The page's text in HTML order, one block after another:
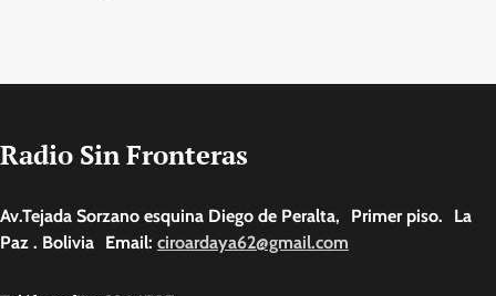
Radio Sin Fronteras
Av.Tejada Sorzano esquina Diego de Peralta, Primer piso. La
Paz . Bolivia Email: ciroardaya62@gmail.com